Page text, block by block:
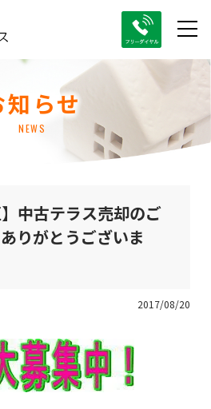
知らせ
NEWS
】中古テラス売却のご
りがとうございま
2017/08/20